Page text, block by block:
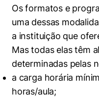
Os formatos e
uma dessas
a instituição que
Mas todas elas têm
determinadas pelas
a carga horária
horas/aula;